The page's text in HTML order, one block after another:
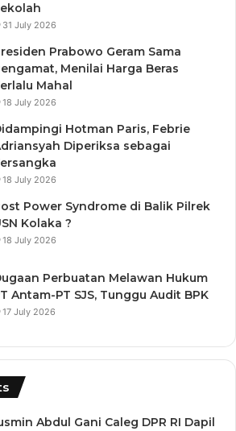
31 July 2026
Prabowo Geram Sama
Menilai Harga Beras
Mahal
18 July 2026
Hotman Paris, Febrie
Diperiksa sebagai
18 July 2026
Power Syndrome di Balik Pilrek
Kolaka ?
18 July 2026
Perbuatan Melawan Hukum
Antam-PT SJS, Tunggu Audit BPK
17 July 2026
Abdul Gani Caleg DPR RI Dapil